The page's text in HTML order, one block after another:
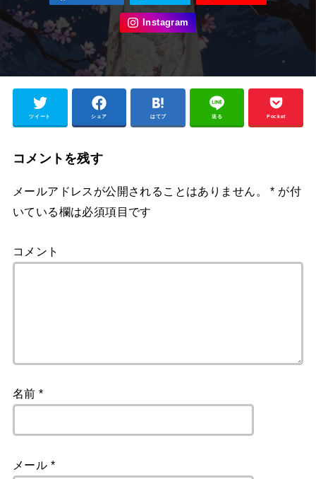
ツイート シェア はてブ 送る Pocket
コメントを残す
メールアドレスが公開されることはありません。 * が付
いている欄は必須項目です
コメント
名前*
メール *